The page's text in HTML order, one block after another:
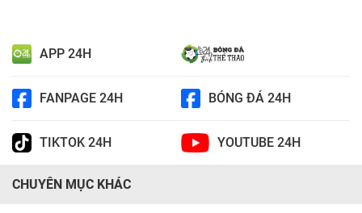
APP 24H
FANPAGE 24H BÓNG ĐÁ 24H
TIKTOK 24H YOUTUBE 24H
CHUYÊN MỤC KHÁC